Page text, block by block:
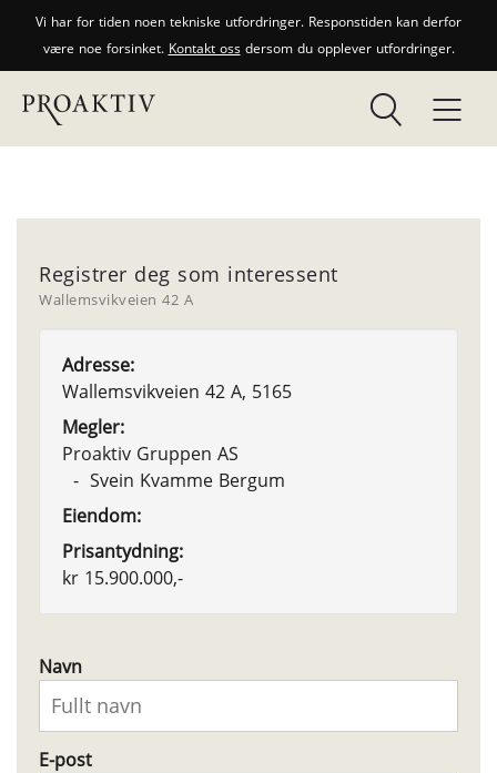
Vi har for tiden noen tekniske utfordringer. Responstiden kan derfor
være noe forsinket. Kontakt ossdersom du opplever utfordringer.
Registrer deg som interessent
Wallemsvikveien 42 A
Adresse:
Wallemsvikveien 42 A, 5165
Megler:
Proaktiv Gruppen AS
- Svein Kvamme Bergum
Eiendom:
Prisantydning:
kr 15.900.000,-
Navn
E-post